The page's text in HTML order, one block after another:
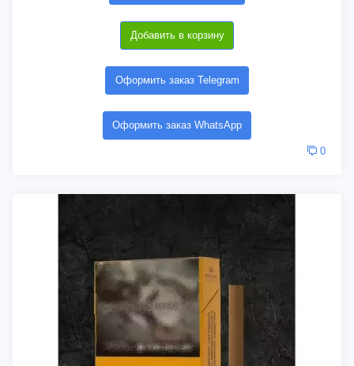
Добавить в корзину
Оформить заказ Telegram
Оформить заказ WhatsApp
0